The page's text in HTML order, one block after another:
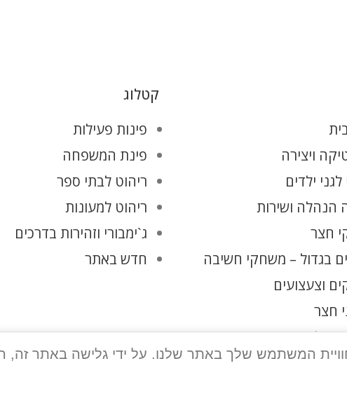
ויצירה
ילדים
הנהלה ושירות
חצר
בגדול – משחקי חשיבה
וצעצועים
חצר
שלי
קטלוג
פינות פעילות
פינת המשפחה
ריהוט לבתי ספר
ריהוט למעונות
ג`ימבורי וזהירות בדרכים
חדש באתר